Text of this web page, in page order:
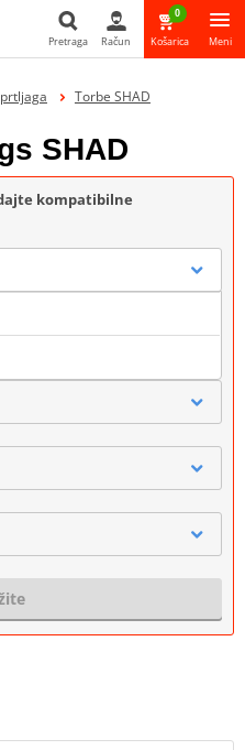
Pretraga
Pretraga Račun
0
Košarica Meni
Torbe SHAD
SHAD
kompatibilne